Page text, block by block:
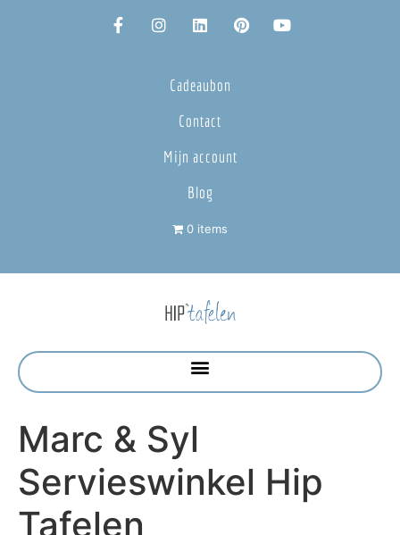
Cadeaubon
Contact
Mijn account
Blog
0 items
Marc & Syl
Servieswinkel Hip
Tafelen